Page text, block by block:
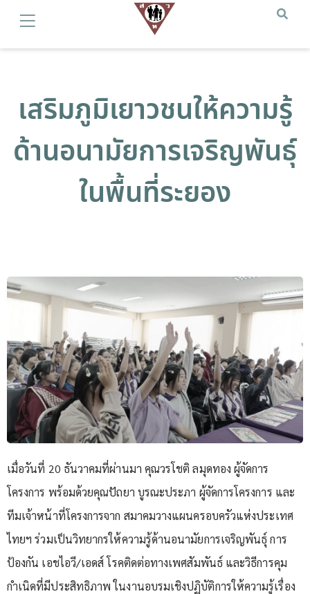
เสริมภูมิเยาวชนให้ความรู้
ด้านอนามัยการเจริญพันธุ์
ในพื้นที่ระยอง
เมื่อวันที่ 20 ธันวาคมที่ผ่านมา คุณวรโชติ ลมุดทอง ผู้จัดการ
โครงการ พร้อมด้วยคุณปัถยา บูรณะประภา ผู้จัดการโครงการ และ
ทีมเจ้าหน้าที่โครงการจาก สมาคมวางแผนครอบครัวแห่งประเทศ
ไทยฯ ร่วมเป็นวิทยากรให้ความรู้ด้านอนามัยการเจริญพันธุ์ การ
ป้องกัน เอชไอวี/เอดส์ โรคติดต่อทางเพศสัมพันธ์ และวิธีการคุม
กำเนิดที่มีประสิทธิภาพ ในงานอบรมเชิงปฏิบัติการให้ความรู้เรื่อง